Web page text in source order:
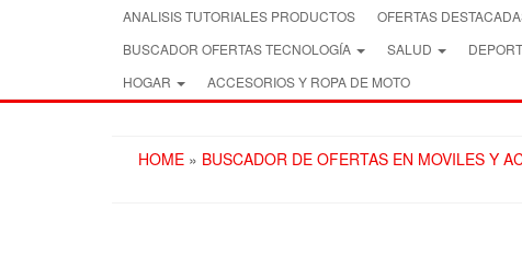
ANALISIS TUTORIALES PRODUCTOS
OFERTAS
BUSCADOR OFERTAS TECNOLOGÍA
SALUD
HOGAR
ACCESORIOS Y ROPA DE MOTO
HOME » BUSCADOR DE OFERTAS EN MOVILES Y